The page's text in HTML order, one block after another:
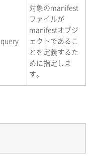
query
対象のmanifest
ファイルが
manifestオブジ
ェクトであるこ
とを定義するた
めに指定しま
す。